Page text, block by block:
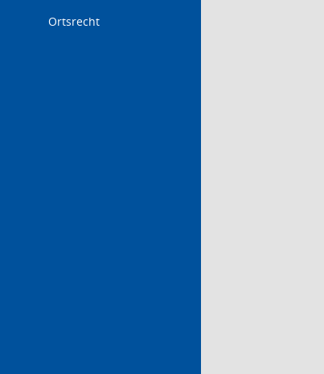
Ortsrecht